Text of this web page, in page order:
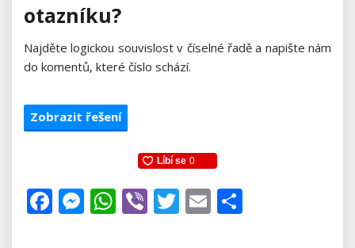
otazníku?
Najděte logickou souvislost v číselné řadě a napište nám
do komentů, které číslo schází.
Zobrazit řešení
Facebook
Messenger
WhatsApp
ViberTwitter
Email